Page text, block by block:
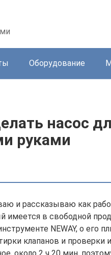
Оборудование
насос
руками
и рассказываю как
имеется в свободной
NEWAY, о его
клапанов и проверки